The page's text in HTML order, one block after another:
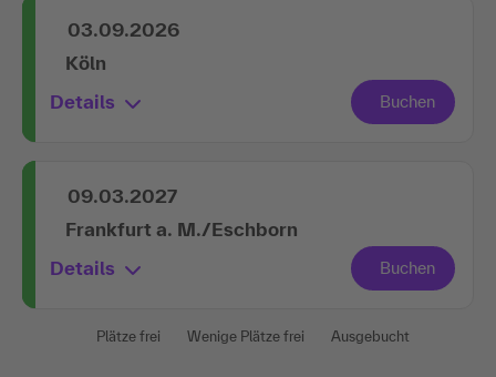
03.09.2026
Köln
Details
09.03.2027
Frankfurt a. M./Eschborn
Details
Plätze frei Wenige Plätze frei Ausgebucht